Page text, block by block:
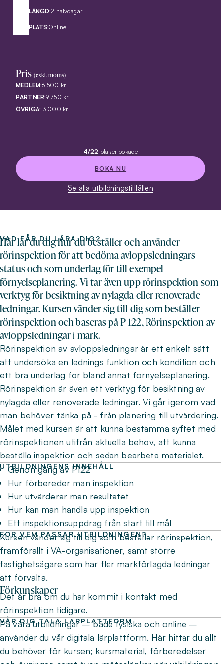
LÄNGD:2 halvdagar
PLATS:Online
Pris(exkl. moms)
MEDLEM:6 500 kr
PARTNER:9 750 kr
ÖVRIGA:13 000 kr
4/22 platser bokade
BOKA NU
Se alla utbildningstillfällen
VAD FÅR DU LÄRA DIG?
Här lär du dig hur du beställer och använder
rörinspektion för att bedöma avloppsledningars
status och som underlag för till exempel
förnyelseplanering. Vi tar även upp rörinspektion som
verktyg för besiktning av nylagda eller renoverade
ledningar. Kursen vänder sig till dig som beställer
rörinspektion och baseras på P 122, Rörinspektion av
avloppsledningar i mark.
Rörinspektion av avloppsledningar är ett enkelt sätt
att undersöka en lednings funktion och kondition och
ett bra underlag för bland annat förnyelseplanering.
Rörinspektion är även ett verktyg för besiktning av
nylagda eller renoverade ledningar. Vi går igenom vad
man behöver tänka på - från planering till utvärdering.
Målet med kursen är att kunna bestämma syftet med
rörinspektionen utifrån aktuella behov, att kunna
beställa inspektion och sedan bearbeta materialet.
UTBILDNINGENS INNEHÅLL
Genomgång av P122
Hur förbereder man inspektion
Hur utvärderar man resultatet
Hur kan man handla upp inspektion
Ett inspektionsuppdrag från start till mål
FÖR VEM PASSAR UTBILDNINGEN?
Kursen vänder sig till dig som beställer rörinspektion,
framförallt i VA-organisationer, samt större
fastighetsägare som har fler markförlagda ledningar
att förvalta.
Förkunskaper
Det är bra om du har kommit i kontakt med
rörinspektion tidigare.
VÅR DIGITALA LÄRPLATTFORM
På våra utbildningar – både fysiska och online –
använder du vår digitala lärplattform. Här hittar du allt
du behöver för kursen; kursmaterial, förberedelser